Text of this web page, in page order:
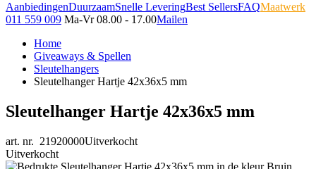
AanbiedingenDuurzaamSnelle LeveringBest SellersFAQMaatwerk
011 559 009 Ma-Vr 08.00 - 17.00Mailen
Home
Giveaways & Spellen
Sleutelhangers
Sleutelhanger Hartje 42x36x5 mm
Sleutelhanger Hartje 42x36x5 mm
art. nr. 21920000Uitverkocht
Uitverkocht